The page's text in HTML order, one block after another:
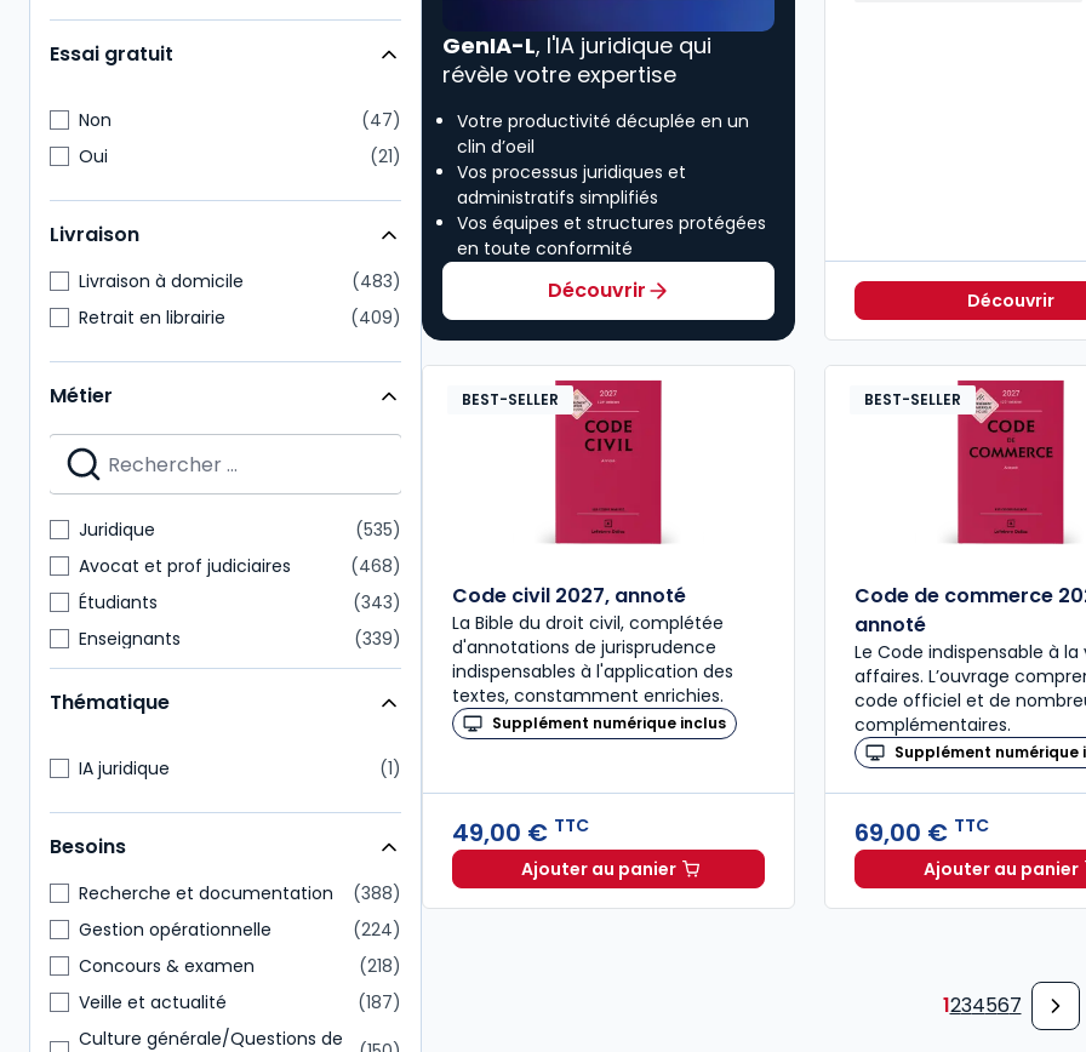
Essai gratuit
Non
47
Oui
21
Livraison
Livraison à domicile
483
Retrait en librairie
409
Métier
Juridique
535
Avocat et prof judiciaires
468
Étudiants
343
Enseignants
339
Notaire
161
Administratif et financier
117
Expert-comptable
101
Commissaire aux comptes
85
Conseiller en gestion patrimoine
46
Thématique
IA juridique 1
Besoins
Recherche et documentation
388
Gestion opérationnelle
224
Concours & examen
218
Veille et actualité
187
Culture générale/Questions de
GenIA-L, l'IA juridique qui
révèle votre expertise
Votre productivité décuplée en un
clin d’oeil
Vos processus juridiques et
administratifs simplifiés
Vos équipes et structures protégées
en toute conformité
Découvrir Découvrir
BEST-SELLER
Code civil 2027, annoté
La Bible du droit civil, complétée
d'annotations de jurisprudence
indispensables à l'application des
textes, constamment enrichies.
Supplément numérique inclus
49,00 € TTC
Ajouter au panierCode civil 2027, annoté à 49,00 € TTC
BEST-SELLER
Code de commerce
annoté
Le Code indispensable à la
affaires. L’ouvrage
code officiel et de
complémentaires.
Supplément numérique
69,00 € TTC
Ajouter au panier
Code
1234567